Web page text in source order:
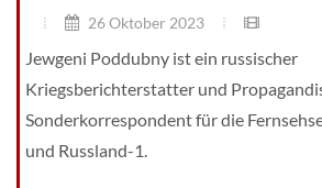
26 Oktober 2023
Jewgeni Poddubny ist ein russischer
Kriegsberichterstatter und
Sonderkorrespondent für die
und Russland-1.